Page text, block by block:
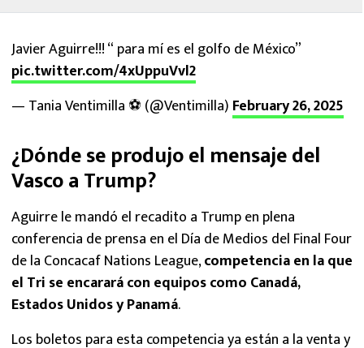
Javier Aguirre!!! “ para mí es el golfo de México”
pic.twitter.com/4xUppuVvl2
— Tania Ventimilla ⚽️ (@Ventimilla) February 26, 2025
¿Dónde se produjo el mensaje del
Vasco a Trump?
Aguirre le mandó el recadito a Trump en plena
conferencia de prensa en el Día de Medios del Final Four
de la Concacaf Nations League,competencia en la que
el Tri se encarará con equipos como Canadá,
Estados Unidos y Panamá.
Los boletos para esta competencia ya están a la venta y